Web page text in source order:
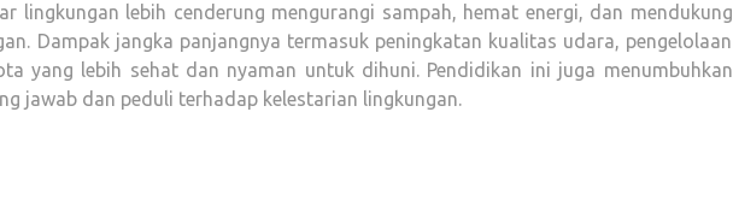
lingkungan lebih cenderung mengurangi sampah, hemat energi, dan mendukung
Dampak jangka panjangnya termasuk peningkatan kualitas udara, pengelolaan
yang lebih sehat dan nyaman untuk dihuni. Pendidikan ini juga menumbuhkan
jawab dan peduli terhadap kelestarian lingkungan.